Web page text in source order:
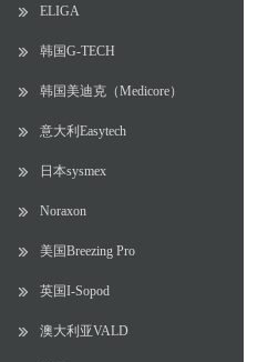
ELIGA
韩国G-TECH
韩国美迪克（Medicore）
意大利Easytech
日本sysmex
Noraxon
美国Breezing Pro
英国I-Sopod
澳大利亚VALD